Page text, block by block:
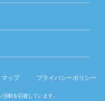
マップ プライバシーポリシー
動を応援しています。